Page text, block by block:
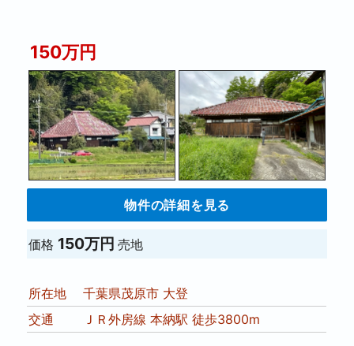
150万円
物件の詳細を見る
価格 150万円売地
所在地
千葉県茂原市 大登
交通
ＪＲ外房線 本納駅 徒歩3800m